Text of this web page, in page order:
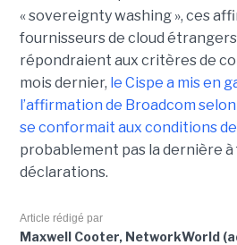
« sovereignty washing », ces
fournisseurs de cloud
répondraient aux critères de
mois dernier, le Cispe a mis en
l’affirmation de Broadcom
se conformait aux conditions de
probablement pas la dernière
déclarations.
Article rédigé par
Maxwell Cooter, NetworkWorld